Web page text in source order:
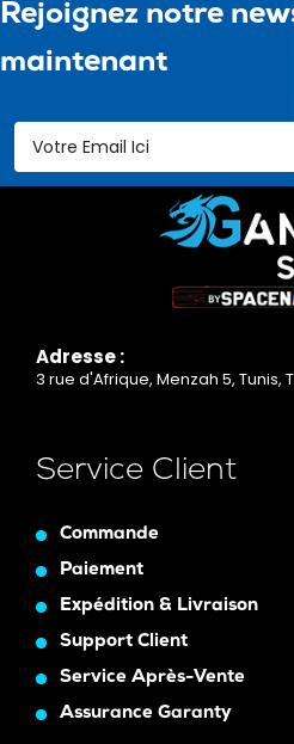
Rejoignez notre
maintenant
Adresse :
3 rue d'Afrique, Menzah 5, Tunis,
Service Client
Commande
Paiement
Expédition & Livraison
Support Client
Service Après-Vente
Assurance Garanty